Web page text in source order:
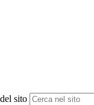
sito